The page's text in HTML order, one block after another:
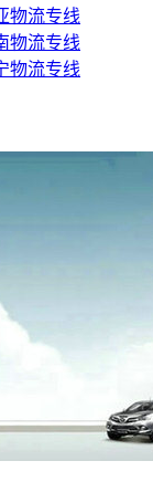
物流专线
物流专线
物流专线